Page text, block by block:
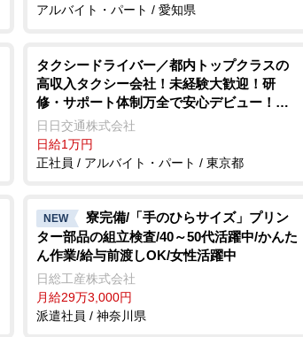
アルバイト・パート / 愛知県
タクシードライバー／都内トップクラスの
高収入タクシー会社！未経験大歓迎！研
修・サポート体制万全で安心デビュー！月
収100万円超も可能！
日日交通株式会社
日給1万円
正社員 / アルバイト・パート / 東京都
NEW
寮完備/「手のひらサイズ」プリン
ター部品の組立検査/40～50代活躍中/かんた
ん作業/給与前渡しOK/女性活躍中
日総工産株式会社
月給29万3,000円
派遣社員 / 神奈川県